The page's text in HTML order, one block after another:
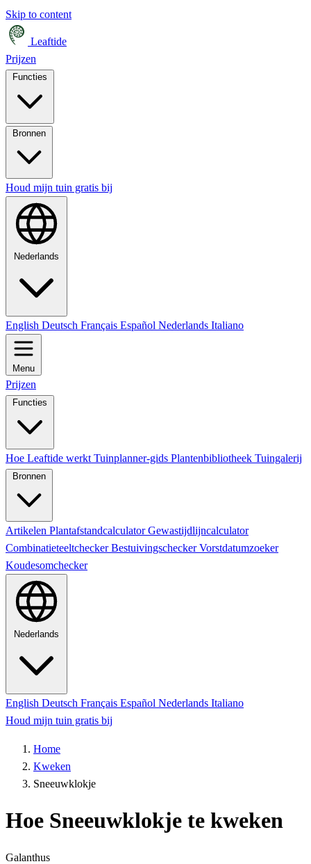
Skip to content
Leaftide
Prijzen
Houd mijn tuin gratis bij
Nederlands
English Deutsch Français Español Nederlands Italiano
Menu
Prijzen
Functies
Hoe Leaftide werkt Tuinplanner-gids Plantenbibliotheek Tuingalerij
Bronnen
Artikelen PlantafstandcalculatorGewastijdlijncalculator
CombinatieteeltcheckerBestuivingscheckerVorstdatumzoeker
Koudesomchecker
Nederlands
English Deutsch Français Español Nederlands Italiano
Houd mijn tuin gratis bij
Home
Kweken
Sneeuwklokje
Hoe Sneeuwklokje te kweken
Galanthus